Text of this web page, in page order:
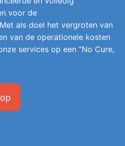
voor de
als doel het vergroten van
van de operationele kosten
services op een “No Cure,